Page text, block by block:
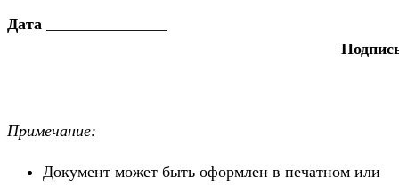
Дата
Примечание:
Документ может быть оформлен в печатном или